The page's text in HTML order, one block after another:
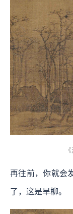
再往前，你就会
了，这是旱柳。